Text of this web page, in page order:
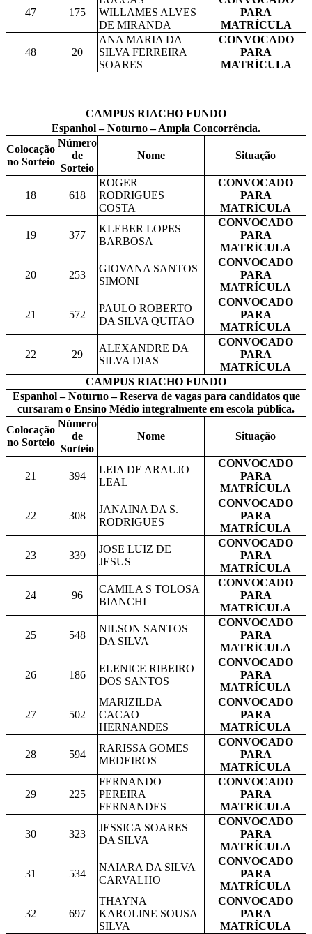
47 175
WILLAMES ALVES
DE MIRANDA
PARA
MATRÍCULA
48 20
ANA MARIA DA
SILVA FERREIRA
SOARES
CONVOCADO
PARA
MATRÍCULA
CAMPUS RIACHO FUNDO
Espanhol – Noturno – Ampla Concorrência.
Colocação
no Sorteio
Número
de
Sorteio
Nome Situação
18 618
ROGER
RODRIGUES
COSTA
CONVOCADO
PARA
MATRÍCULA
19 377
KLEBER LOPES
BARBOSA
CONVOCADO
PARA
MATRÍCULA
20 253
GIOVANA SANTOS
SIMONI
CONVOCADO
PARA
MATRÍCULA
21 572
PAULO ROBERTO
DA SILVA QUITAO
CONVOCADO
PARA
MATRÍCULA
22 29
ALEXANDRE DA
SILVA DIAS
CONVOCADO
PARA
MATRÍCULA
CAMPUS RIACHO FUNDO
Espanhol – Noturno – Reserva de vagas para candidatos que
cursaram o Ensino Médio integralmente em escola pública.
Colocação
no Sorteio
Número
de
Sorteio
Nome Situação
21 394
LEIA DE ARAUJO
LEAL
CONVOCADO
PARA
MATRÍCULA
22 308
JANAINA DA S.
RODRIGUES
CONVOCADO
PARA
MATRÍCULA
23 339
JOSE LUIZ DE
JESUS
CONVOCADO
PARA
MATRÍCULA
24 96
CAMILA S TOLOSA
BIANCHI
CONVOCADO
PARA
MATRÍCULA
25 548
NILSON SANTOS
DA SILVA
CONVOCADO
PARA
MATRÍCULA
26 186
ELENICE RIBEIRO
DOS SANTOS
CONVOCADO
PARA
MATRÍCULA
27 502
MARIZILDA
CACAO
HERNANDES
CONVOCADO
PARA
MATRÍCULA
28 594
RARISSA GOMES
MEDEIROS
CONVOCADO
PARA
MATRÍCULA
29 225
FERNANDO
PEREIRA
FERNANDES
CONVOCADO
PARA
MATRÍCULA
30 323
JESSICA SOARES
DA SILVA
CONVOCADO
PARA
MATRÍCULA
31 534
NAIARA DA SILVA
CARVALHO
CONVOCADO
PARA
MATRÍCULA
32 697
THAYNA
KAROLINE SOUSA
SILVA
CONVOCADO
PARA
MATRÍCULA